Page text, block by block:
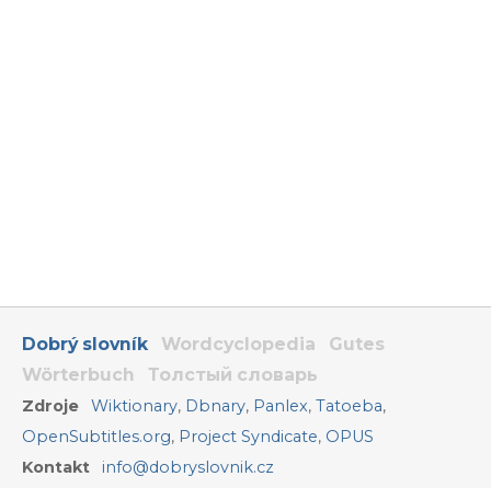
Dobrý slovník Wordcyclopedia
Gutes
Wörterbuch
Толстый словарь
Zdroje Wiktionary, Dbnary, Panlex,Tatoeba,
OpenSubtitles.org, Project Syndicate, OPUS
Kontakt
info@dobryslovnik.cz